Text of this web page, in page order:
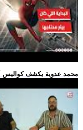
.. محمد عدوية يكشف كواليس